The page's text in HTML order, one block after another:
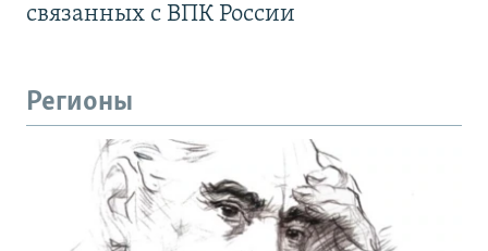
связанных с ВПК России
Регионы